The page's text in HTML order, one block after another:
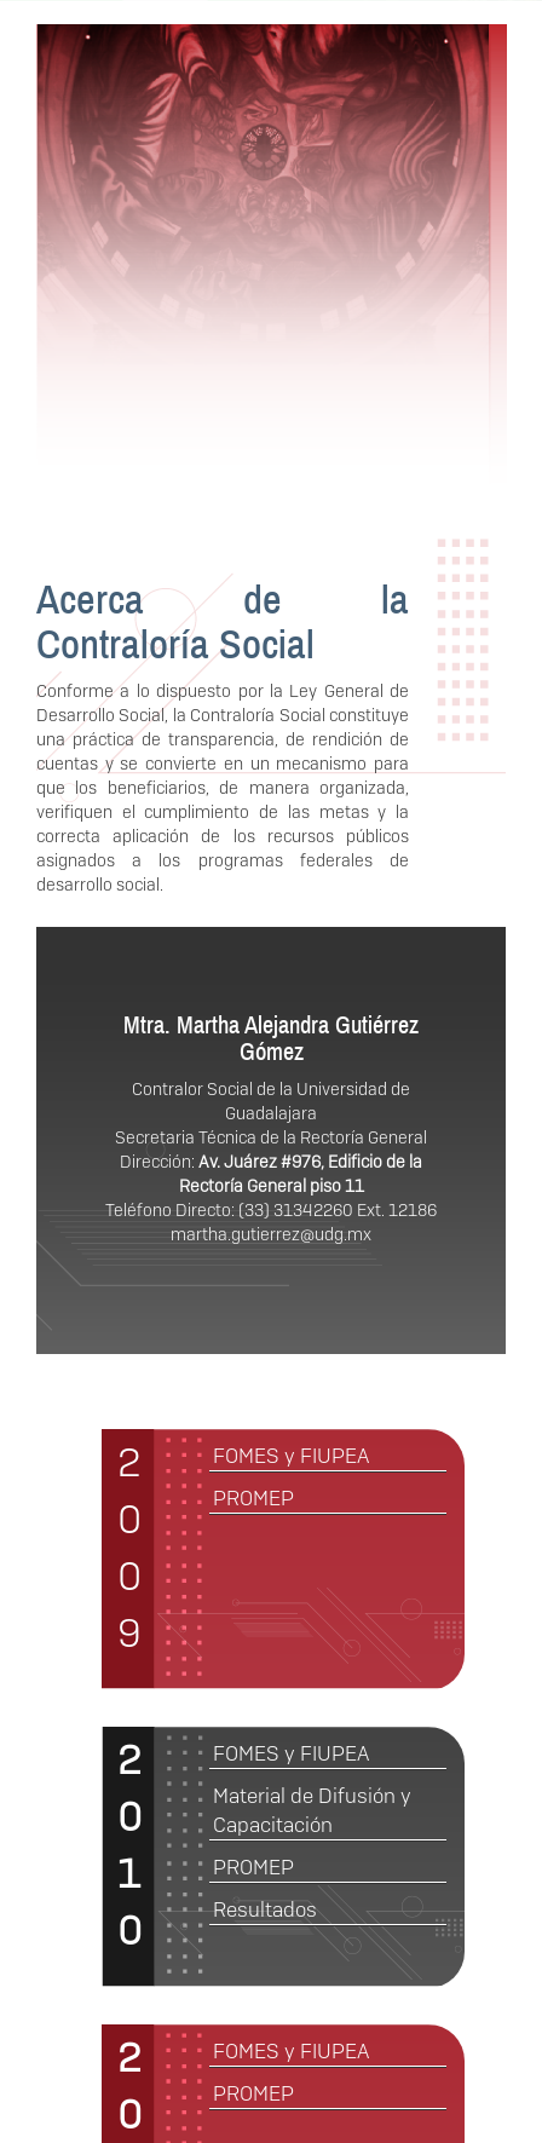
Inicio
Acerca de la
Contraloría Social
Conforme a lo dispuesto por la Ley General de
Desarrollo Social, la Contraloría Social constituye
una práctica de transparencia, de rendición de
cuentas y se convierte en un mecanismo para
que los beneficiarios, de manera organizada,
verifiquen el cumplimiento de las metas y la
correcta aplicación de los recursos públicos
asignados a los programas federales de
desarrollo social.
Mtra. Martha Alejandra Gutiérrez
Gómez
Contralor Social de la Universidad de
Guadalajara
Secretaria Técnica de la Rectoría General
Dirección: Av. Juárez #976, Edificio de la
Rectoría General piso 11
Teléfono Directo: (33) 31342260 Ext. 12186
martha.gutierrez@udg.mx
2
0
0
9
FOMES y FIUPEA
PROMEP
2
0
1
0
FOMES y FIUPEA
Material de Difusión y
Capacitación
PROMEP
Resultados
2
0
FOMES y FIUPEA
PROMEP